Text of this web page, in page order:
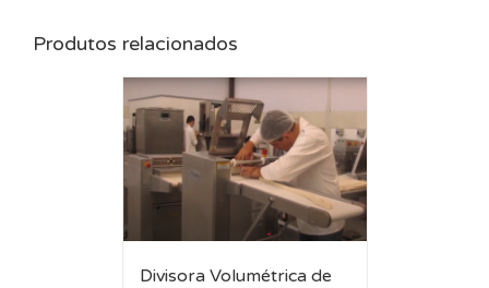
Produtos relacionados
Divisora Volumétrica de